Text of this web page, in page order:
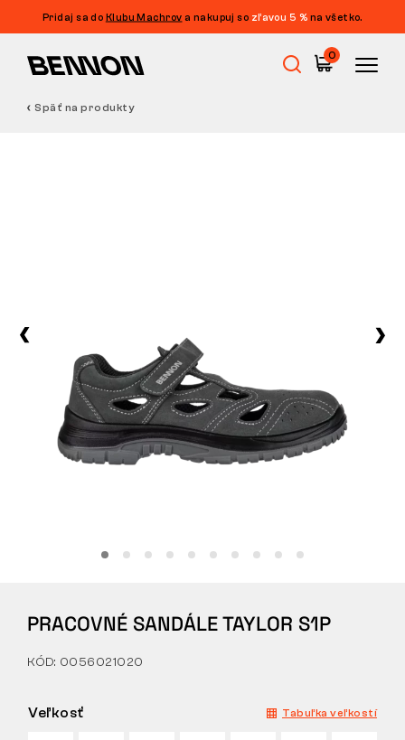
Pridaj sa do Klubu Machrov a nakupuj so zľavou 5 % na všetko.
0
Voľnočasová obuv
Tactical
O NÁS
ČLÁNKY
LABORATÓRIUM BENNON
Späť na produkty
PRACOVNÉ SANDÁLE TAYLOR S1P
KÓD: 0056021020
Veľkosť Tabuľka veľkostí